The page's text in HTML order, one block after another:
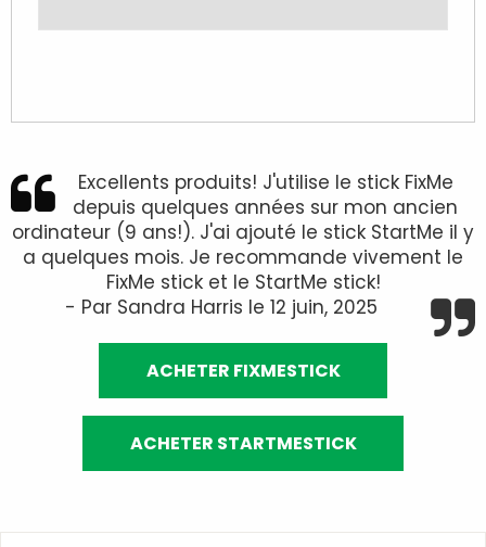
Excellents produits! J'utilise le stick FixMe
depuis quelques années sur mon ancien
ordinateur (9 ans!). J'ai ajouté le stick StartMe il y
a quelques mois. Je recommande vivement le
FixMe stick et le StartMe stick!
- Par Sandra Harris le 12 juin, 2025
ACHETER FIXMESTICK
ACHETER STARTMESTICK